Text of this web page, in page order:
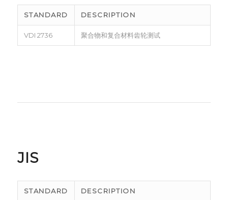
STANDARD DESCRIPTION
VDI 2736 聚合物和复合材料齿轮测试
JIS
STANDARD DESCRIPTION